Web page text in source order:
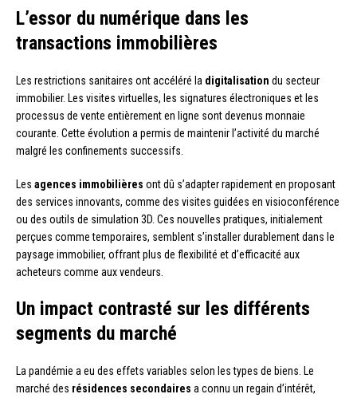
L’essor du numérique dans les
transactions immobilières
Les restrictions sanitaires ont accéléré la digitalisation du secteur
immobilier. Les visites virtuelles, les signatures électroniques et les
processus de vente entièrement en ligne sont devenus monnaie
courante. Cette évolution a permis de maintenir l’activité du marché
malgré les confinements successifs.
Les agences immobilières ont dû s’adapter rapidement en proposant
des services innovants, comme des visites guidées en visioconférence
ou des outils de simulation 3D. Ces nouvelles pratiques, initialement
perçues comme temporaires, semblent s’installer durablement dans le
paysage immobilier, offrant plus de flexibilité et d’efficacité aux
acheteurs comme aux vendeurs.
Un impact contrasté sur les différents
segments du marché
La pandémie a eu des effets variables selon les types de biens. Le
marché des résidences secondaires a connu un regain d’intérêt,